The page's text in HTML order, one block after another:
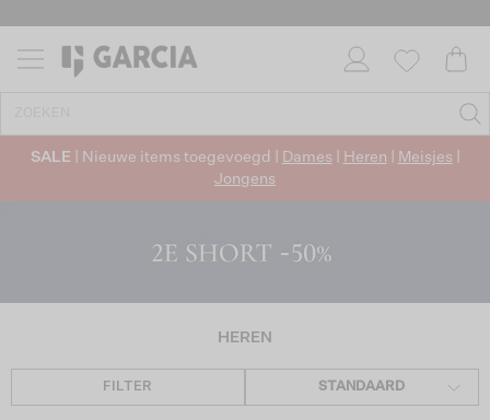
SALE | Nieuwe items toegevoegd | Dames Heren Meisjes
Jongens
HEREN
FILTER STANDAARD